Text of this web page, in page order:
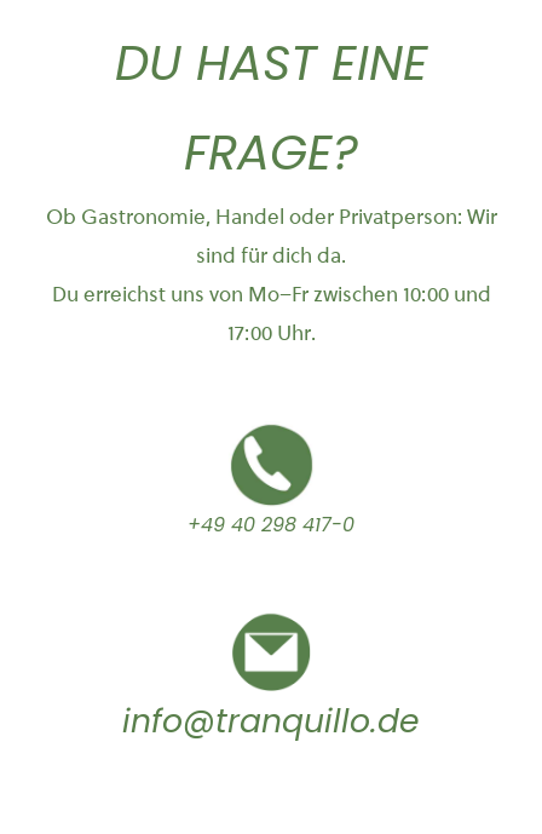
DU HAST EINE
FRAGE?
Ob Gastronomie, Handel oder Privatperson: Wir
sind für dich da.
Du erreichst uns von Mo–Fr zwischen 10:00 und
17:00 Uhr.
+49 40 298 417-0
info@tranquillo.de